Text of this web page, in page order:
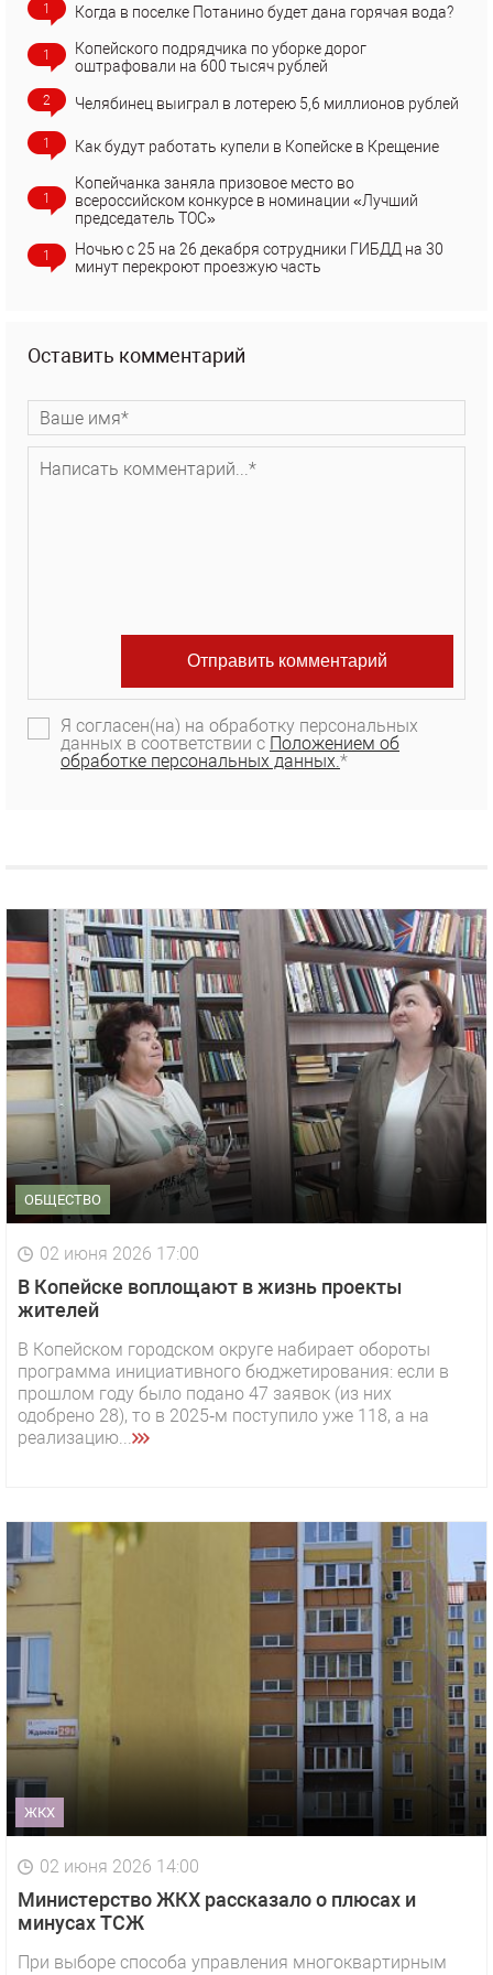
1 Когда в поселке Потанино будет дана горячая вода?
1
Копейского подрядчика по уборке дорог
оштрафовали на 600 тысяч рублей
2 Челябинец выиграл в лотерею 5,6 миллионов рублей
1 Как будут работать купели в Копейске в Крещение
1
Копейчанка заняла призовое место во
всероссийском конкурсе в номинации «Лучший
председатель ТОС»
1
Ночью с 25 на 26 декабря сотрудники ГИБДД на 30
минут перекроют проезжую часть
Оставить комментарий
Я согласен(на) на обработку персональных
данных в соответствии с Положением об
обработке персональных данных.*
ОБЩЕСТВО
02 июня 2026 17:00
В Копейске воплощают в жизнь проекты
жителей
В Копейском городском округе набирает обороты
программа инициативного бюджетирования: если в
прошлом году было подано 47 заявок (из них
одобрено 28), то в 2025‑м поступило уже 118, а на
реализацию...
ЖКХ
02 июня 2026 14:00
Министерство ЖКХ рассказало о плюсах и
минусах ТСЖ
При выборе способа управления многоквартирным